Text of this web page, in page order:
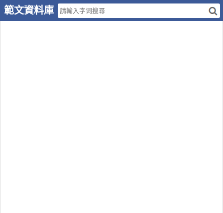
範文資料庫